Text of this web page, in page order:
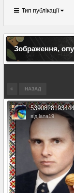
Тип публікації
Зображення,
НАЗАД
від lana19